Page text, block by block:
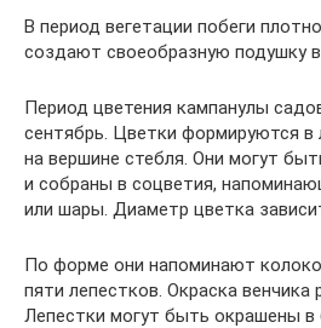
В период вегетации побеги
создают своеобразную подушку
Период цветения кампанулы
сентябрь. Цветки формируются в
на вершине стебля. Они могут
и собраны в соцветия,
или шары. Диаметр цветка
По форме они напоминают
пяти лепестков. Окраска венчика
Лепестки могут быть окрашены в